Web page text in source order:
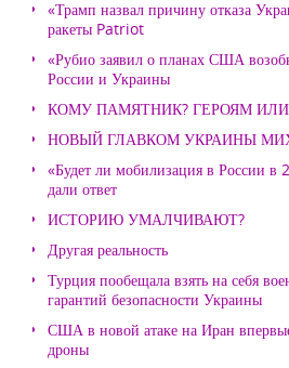
«Трамп назвал причину отказа
ракеты Patriot
«Рубио заявил о планах США
России и Украины
КОМУ ПАМЯТНИК? ГЕРОЯМ
НОВЫЙ ГЛАВКОМ УКРАИНЫ
«Будет ли мобилизация в России в
дали ответ
ИСТОРИЮ УМАЛЧИВАЮТ?
Другая реальность
Турция пообещала взять на себя
гарантий безопасности Украины
США в новой атаке на Иран
дроны